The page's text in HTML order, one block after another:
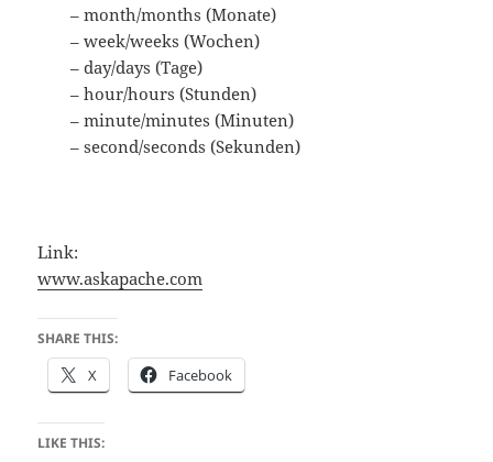
– month/months (Monate)
– week/weeks (Wochen)
– day/days (Tage)
– hour/hours (Stunden)
– minute/minutes (Minuten)
– second/seconds (Sekunden)
Link:
www.askapache.com
SHARE THIS:
X Facebook
LIKE THIS: